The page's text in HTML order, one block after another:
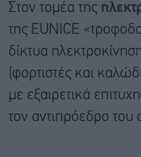
Στον τομέα της
της EUNICE
δίκτυα
(φορτιστές και
με εξαιρετικά
τον αντιπρόεδρο του